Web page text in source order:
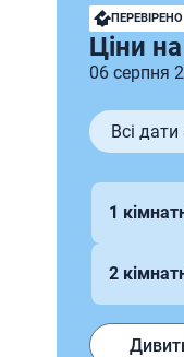
ПЕРЕВІРЕНО
Ціни
06 серпня
Всі дати
1
2